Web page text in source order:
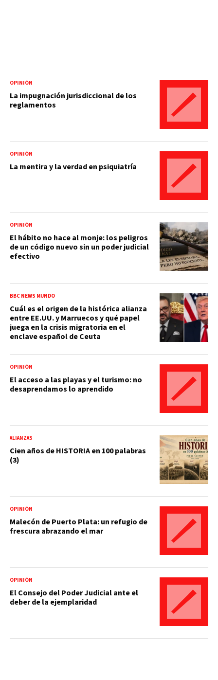
OPINIÓN
La impugnación jurisdiccional de los
reglamentos
OPINIÓN
La mentira y la verdad en psiquiatría
OPINIÓN
El hábito no hace al monje: los peligros
de un código nuevo sin un poder judicial
efectivo
BBC NEWS MUNDO
Cuál es el origen de la histórica alianza
entre EE.UU. y Marruecos y qué papel
juega en la crisis migratoria en el
enclave español de Ceuta
OPINIÓN
El acceso a las playas y el turismo: no
desaprendamos lo aprendido
ALIANZAS
Cien años de HISTORIA en 100 palabras
(3)
OPINIÓN
Malecón de Puerto Plata: un refugio de
frescura abrazando el mar
OPINIÓN
El Consejo del Poder Judicial ante el
deber de la ejemplaridad